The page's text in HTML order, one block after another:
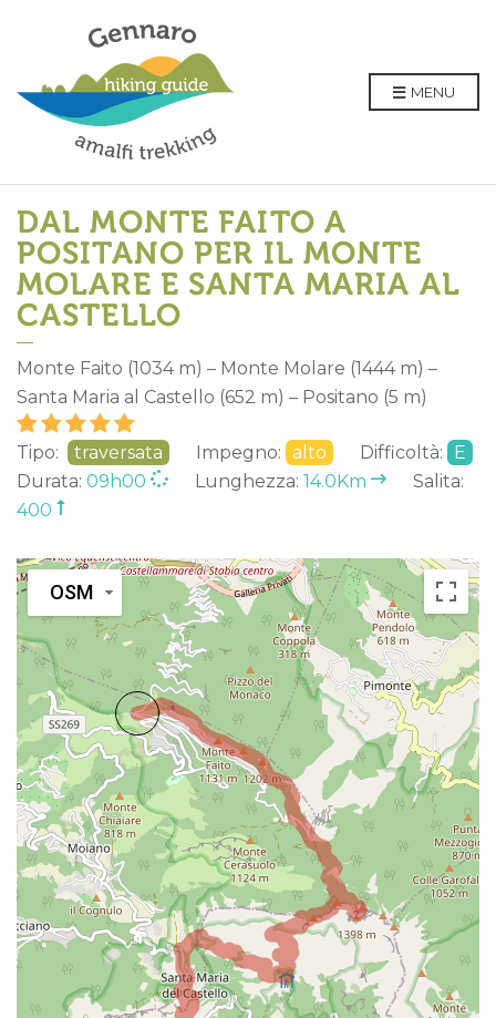
MENU
DAL MONTE FAITO A
POSITANO PER IL MONTE
MOLARE E SANTA MARIA AL
CASTELLO
Monte Faito (1034 m) – Monte Molare (1444 m) –
Santa Maria al Castello (652 m) – Positano (5 m)
Tipo: traversata Impegno: alto Difficoltà:
E
Durata: 09h00 Lunghezza: 14.0Km
Salita:
400
OSM